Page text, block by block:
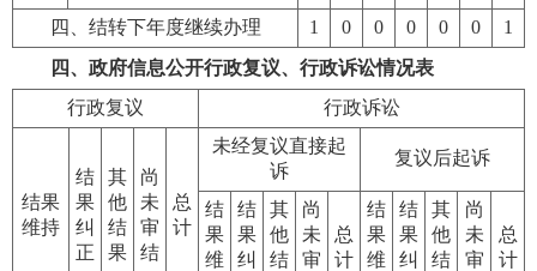
四、结转下年度继续办理
1 0 0 0 0 0
1
四、政府信息公开行政复议、行政诉讼情况表
行政复议
行政诉讼
结果
维持
结
果
纠
正
其
他
结
果
尚
未
审
结
总
计
未经复议直接起
诉
复议后起诉
结
果
维
结
果
纠
其
他
结
尚
未
审
总
计
结
果
维
结
果
纠
其
他
结
尚
未
审
总
计